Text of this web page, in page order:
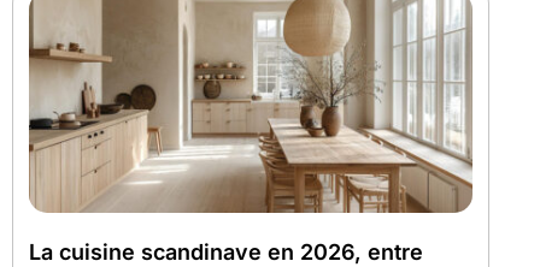
La cuisine scandinave en 2026, entre